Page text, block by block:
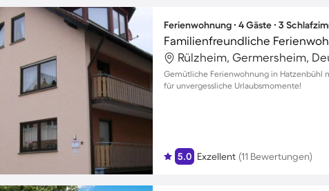
Ferienwohnung ∙ 4 Gäste ∙ 3
Familienfreundliche
Rülzheim, Germersheim,
Gemütliche Ferienwohnung in Hatzenbühl
für unvergessliche Urlaubsmomente!
5.0 Exzellent (11 Bewertungen)